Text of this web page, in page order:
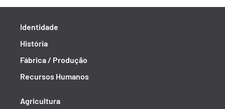
Identidade
História
Fábrica / Produção
Recursos Humanos
Agricultura